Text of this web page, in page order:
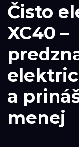
Čisto
XC40 –
a
menej